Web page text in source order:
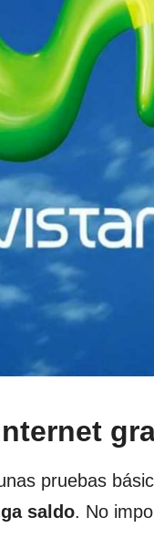
pruebas
saldo. No